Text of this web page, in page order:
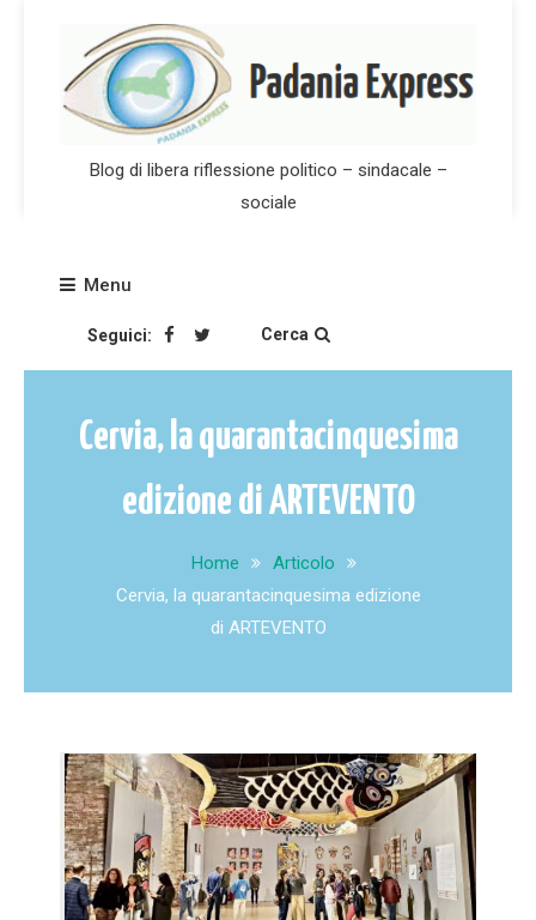
Blog di libera riflessione politico – sindacale –
sociale
Menu
Seguici: Cerca
Cervia, la quarantacinquesima
edizione di ARTEVENTO
Home
Articolo
Cervia, la quarantacinquesima edizione
di ARTEVENTO